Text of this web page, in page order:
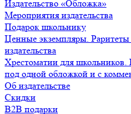
Издательство «Обложка»
Мероприятия издательства
Подарок школьнику
Ценные экземпляры. Раритеты
издательства
Хрестоматии для школьников.
под одной обложкой и с
Об издательстве
Скидки
B2B подарки